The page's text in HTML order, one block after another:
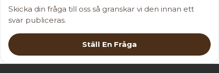
Skicka din fråga till oss så granskar vi den innan ett
svar publiceras.
Ställ En Fråga